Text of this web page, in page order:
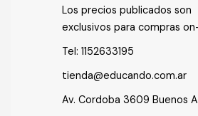
Los precios publicados son
exclusivos para compras
Tel: 1152633195
tienda@educando.com.ar
Av. Cordoba 3609 Buenos